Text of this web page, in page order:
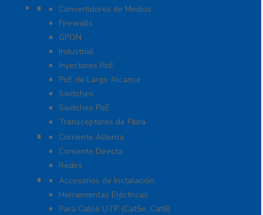
Networking
Convertidores de Medios
Firewalls
GPON
Industrial
Inyectores PoE
PoE de Largo Alcance
Switches
Switches PoE
Transceptores de Fibra
Protección Contra Descargas
Corriente Alterna
Corriente Directa
Redes
Herramientas
Accesorios de Instalación
Herramientas Eléctricas
Para Cable UTP (Cat5e, Cat6)